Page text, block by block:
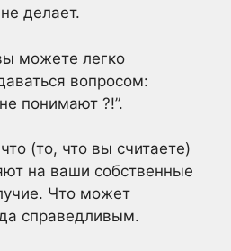
делает.
можете легко
вопросом:
понимают ?!”.
(то, что вы считаете)
на ваши собственные
Что может
справедливым.